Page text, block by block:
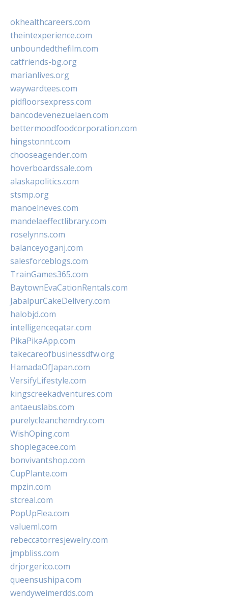
okhealthcareers.com
theintexperience.com
unboundedthefilm.com
catfriends-bg.org
marianlives.org
waywardtees.com
pidfloorsexpress.com
bancodevenezuelaen.com
bettermoodfoodcorporation.com
hingstonnt.com
chooseagender.com
hoverboardssale.com
alaskapolitics.com
stsmp.org
manoelneves.com
mandelaeffectlibrary.com
roselynns.com
balanceyoganj.com
salesforceblogs.com
TrainGames365.com
BaytownEvaCationRentals.com
JabalpurCakeDelivery.com
halobjd.com
intelligenceqatar.com
PikaPikaApp.com
takecareofbusinessdfw.org
HamadaOfJapan.com
VersifyLifestyle.com
kingscreekadventures.com
antaeuslabs.com
purelycleanchemdry.com
WishOping.com
shoplegacee.com
bonvivantshop.com
CupPlante.com
mpzin.com
stcreal.com
PopUpFlea.com
valueml.com
rebeccatorresjewelry.com
jmpbliss.com
drjorgerico.com
queensushipa.com
wendyweimerdds.com